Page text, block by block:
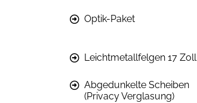
Optik-Paket
Leichtmetallfelgen 17 Zoll
Abgedunkelte Scheiben
(Privacy Verglasung)